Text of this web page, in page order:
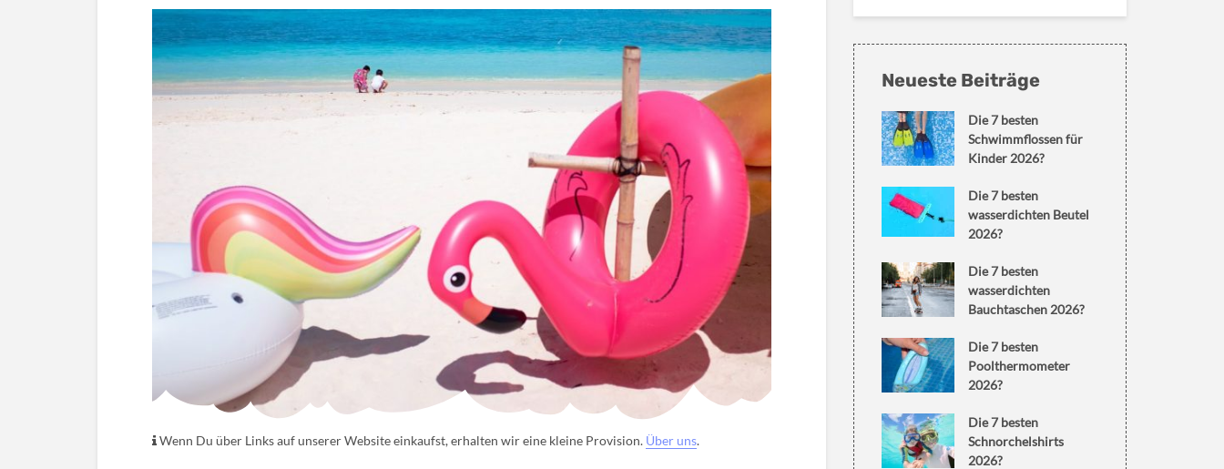
Wenn Du über Links auf unserer Website einkaufst, erhalten wir eine kleine Provision. Über uns.
Neueste Beiträge
Die 7 besten
Schwimmflossen für
Kinder 2026?
Die 7 besten
wasserdichten Beutel
2026?
Die 7 besten
wasserdichten
Bauchtaschen 2026?
Die 7 besten
Poolthermometer
2026?
Die 7 besten
Schnorchelshirts
2026?